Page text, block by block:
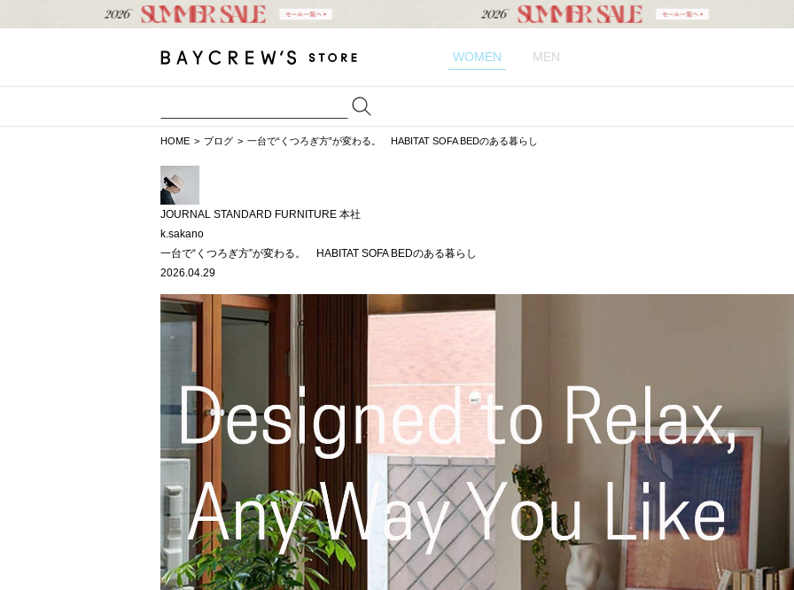
WOMEN MEN
HOME ブログ 一台で“くつろぎ方”が変わる。 HABITAT SOFA BEDのある暮らし
JOURNAL STANDARD FURNITURE 本社
k.sakano
一台で“くつろぎ方”が変わる。 HABITAT SOFA BEDのある暮らし
2026.04.29